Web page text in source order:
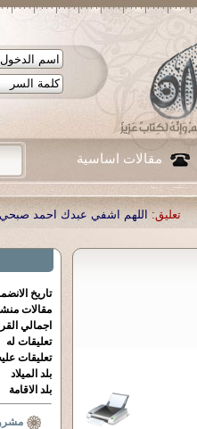
مقالات اساسية
اشفي عبدك احمد صبحي منصور| تعليق:
تاريخ
مقالات
اجمالي
تعليقات له
تعليقات
بلد الميلاد
بلد الاقامة